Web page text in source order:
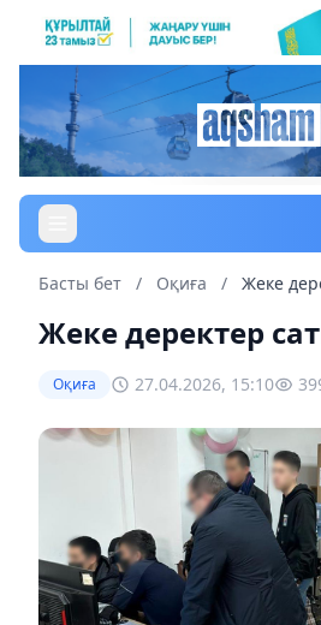
Басты бет / Оқиға / Жеке
Жеке деректер
Оқиға 27.04.2026, 15:10